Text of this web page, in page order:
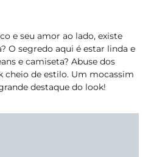
e seu amor ao lado, existe
O segredo aqui é estar linda e
e camiseta? Abuse dos
cheio de estilo. Um mocassim
destaque do look!